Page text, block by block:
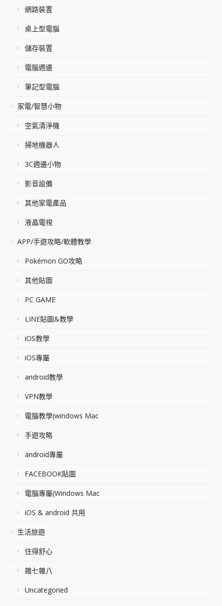
網路裝置
桌上型電腦
儲存裝置
電腦週邊
筆記型電腦
家電/智慧小物
空氣清淨機
掃地機器人
3C週邊小物
影音設備
其他家電產品
液晶電視
APP/手遊攻略/軟體教學
Pokémon GO攻略
其他貼圖
PC GAME
LINE貼圖&教學
iOS教學
iOS專屬
android教學
VPN教學
電腦教學(windows Mac
手遊攻略
android專屬
FACEBOOK貼圖
電腦專屬(Windows Mac
iOS & android 共用
生活旅遊
住得舒心
雜七雜八
Uncategoried